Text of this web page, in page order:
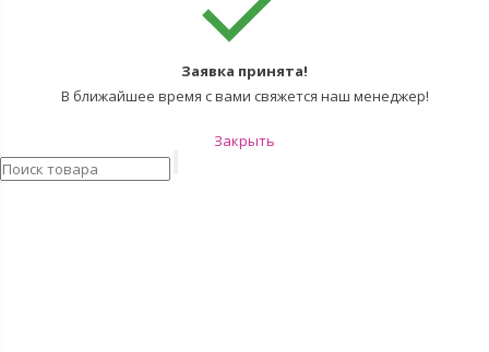
Заявка принята!
В ближайшее время с вами свяжется наш менеджер!
Закрыть